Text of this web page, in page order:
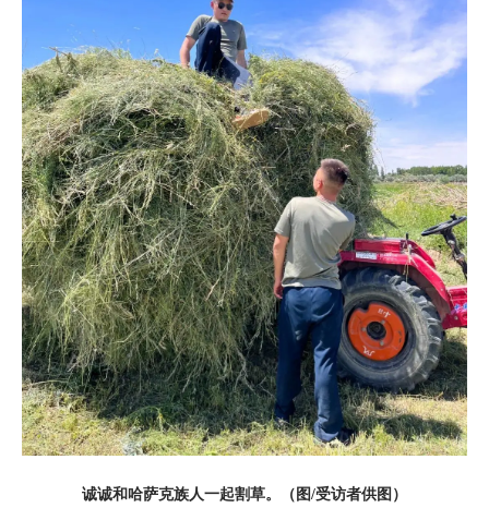
诚诚和哈萨克族人一起割草。（图/受访者供图）